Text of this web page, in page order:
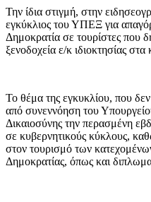
Την ίδια στιγμή, στην
εγκύκλιος του ΥΠΕΞ για
Δημοκρατία σε τουρίστες που
ξενοδοχεία ε/κ ιδιοκτησίας στα
Το θέμα της εγκυκλίου, που
από συνεννόηση του
Δικαιοσύνης την περασμένη
σε κυβερνητικούς κύκλους,
στον τουρισμό των
Δημοκρατίας, όπως και